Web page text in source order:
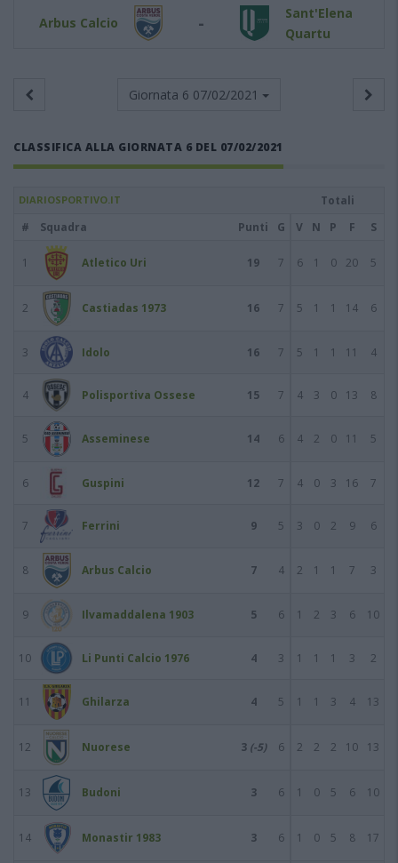
Arbus Calcio -
Sant'Elena
Quartu
Giornata 6 07/02/2021
CLASSIFICA ALLA GIORNATA 6 DEL 07/02/2021
DIARIOSPORTIVO.IT
Totali
#
Squadra Punti G V N P F S
1 Atletico Uri 19 7 6 1 0 20 5
2 Castiadas 1973 16 7 5 1 1 14 6
3 Idolo 16 7 5 1 1 11 4
4 Polisportiva Ossese 15 7 4 3 0 13 8
5 Asseminese 14 6 4 2 0 11 5
6 Guspini 12 7 4 0 3 16 7
7 Ferrini 9 5 3 0 2 9 6
8 Arbus Calcio 7 4 2 1 1 7 3
9 Ilvamaddalena 1903 5 6 1 2 3 6 10
10 Li Punti Calcio 1976 4 3 1 1 1 3 2
11 Ghilarza 4 5 1 1 3 4 13
12 Nuorese 3 (-5) 6 2 2 2 10 13
13 Budoni 3 6 1 0 5 6 10
14 Monastir 1983 3 6 1 0 5 8 17